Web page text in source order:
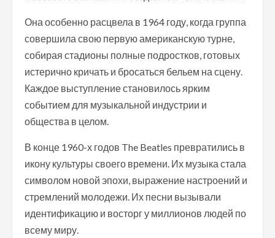
Она особенно расцвела в 1964 году, когда группа
совершила свою первую американскую турне,
собирая стадионы полные подростков, готовых
истерично кричать и бросаться бельем на сцену.
Каждое выступление становилось ярким
событием для музыкальной индустрии и
общества в целом.
В конце 1960-х годов The Beatles превратились в
икону культуры своего времени. Их музыка стала
символом новой эпохи, выражение настроений и
стремлений молодежи. Их песни вызывали
идентификацию и восторг у миллионов людей по
всему миру.